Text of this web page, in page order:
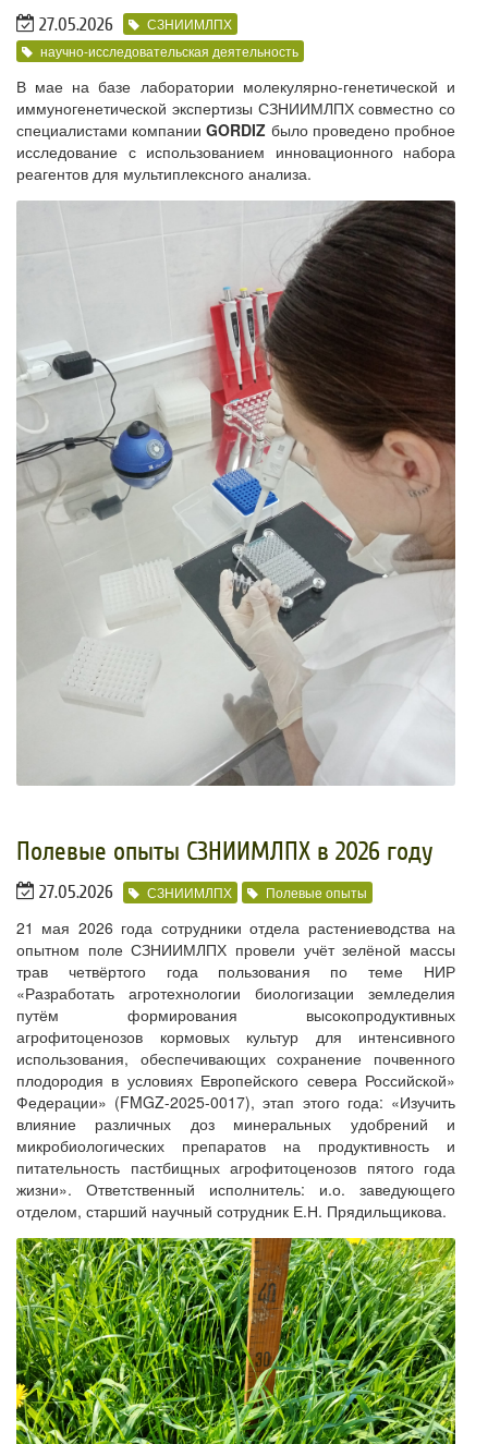
27.05.2026
СЗНИИМЛПХ
научно-исследовательская деятельность
В мае на базе лаборатории молекулярно-генетической и
иммуногенетической экспертизы СЗНИИМЛПХ совместно со
специалистами компанииGORDIZ было проведено пробное
исследование с использованием инновационного набора
реагентов для мультиплексного анализа.
Полевые опыты СЗНИИМЛПХ в 2026 году
27.05.2026 СЗНИИМЛПХ Полевые опыты
21 мая 2026 года сотрудники отдела растениеводства на
опытном поле СЗНИИМЛПХ провели учёт зелёной массы
трав четвёртого года пользования по теме НИР
«Разработать агротехнологии биологизации земледелия
путём формирования высокопродуктивных
агрофитоценозов кормовых культур для интенсивного
использования, обеспечивающих сохранение почвенного
плодородия в условиях Европейского севера Российской»
Федерации» (FMGZ-2025-0017), этап этого года: «Изучить
влияние различных доз минеральных удобрений и
микробиологических препаратов на продуктивность и
питательность пастбищных агрофитоценозов пятого года
жизни». Ответственный исполнитель: и.о. заведующего
отделом, старший научный сотрудник Е.Н. Прядильщикова.